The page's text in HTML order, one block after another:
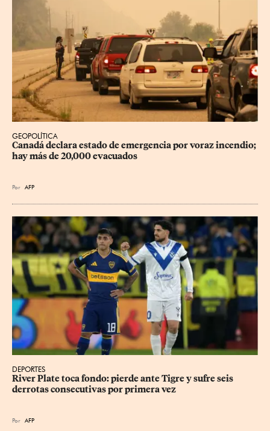
GEOPOLÍTICA
Canadá declara estado de emergencia por voraz incendio;
hay más de 20,000 evacuados
Por AFP
DEPORTES
River Plate toca fondo: pierde ante Tigre y sufre seis
derrotas consecutivas por primera vez
Por AFP